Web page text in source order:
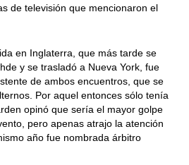
de televisión que mencionaron el
en Inglaterra, que más tarde se
y se trasladó a Nueva York, fue
de ambos encuentros, que se
Por aquel entonces sólo tenía
opinó que sería el mayor golpe
pero apenas atrajo la atención
año fue nombrada árbitro